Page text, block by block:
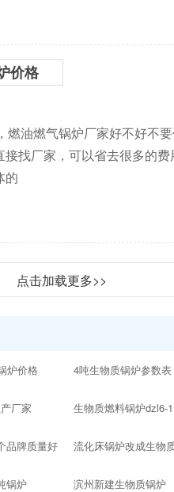
价格
燃油燃气锅炉厂家好不好不
找厂家，可以省去很多的
的
点击加载更多>>
炉价格
厂家
品牌质量好
锅炉
4吨生物质锅炉参数表
生物质燃料锅炉dzl6-
流化床锅炉改成生物
滨州新建生物质锅炉